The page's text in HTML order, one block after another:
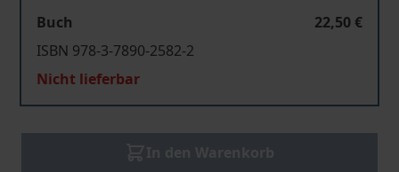
Buch
22,50 €
ISBN 978-3-7890-2582-2
Nicht lieferbar